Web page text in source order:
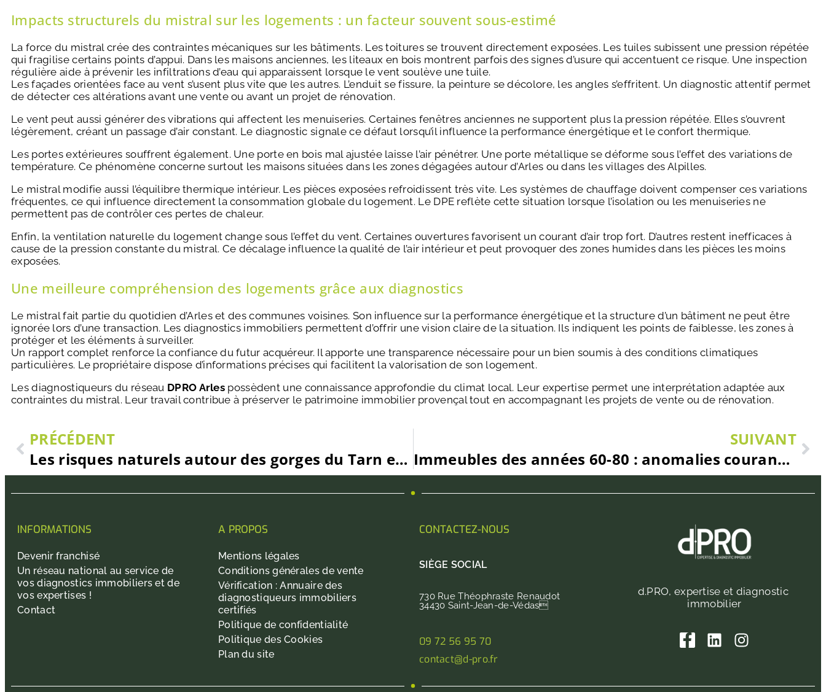
Impacts structurels du mistral sur les logements : un facteur souvent sous-estimé
La force du mistral crée des contraintes mécaniques sur les bâtiments. Les toitures se trouvent directement exposées. Les tuiles subissent une pression répétée
qui fragilise certains points d’appui. Dans les maisons anciennes, les liteaux en bois montrent parfois des signes d’usure qui accentuent ce risque. Une inspection
régulière aide à prévenir les infiltrations d’eau qui apparaissent lorsque le vent soulève une tuile.
Les façades orientées face au vent s’usent plus vite que les autres. L’enduit se fissure, la peinture se décolore, les angles s’effritent. Un diagnostic attentif permet
de détecter ces altérations avant une vente ou avant un projet de rénovation.
Le vent peut aussi générer des vibrations qui affectent les menuiseries. Certaines fenêtres anciennes ne supportent plus la pression répétée. Elles s’ouvrent
légèrement, créant un passage d’air constant. Le diagnostic signale ce défaut lorsqu’il influence la performance énergétique et le confort thermique.
Les portes extérieures souffrent également. Une porte en bois mal ajustée laisse l’air pénétrer. Une porte métallique se déforme sous l’effet des variations de
température. Ce phénomène concerne surtout les maisons situées dans les zones dégagées autour d’Arles ou dans les villages des Alpilles.
Le mistral modifie aussi l’équilibre thermique intérieur. Les pièces exposées refroidissent très vite. Les systèmes de chauffage doivent compenser ces variations
fréquentes, ce qui influence directement la consommation globale du logement. Le DPE reflète cette situation lorsque l’isolation ou les menuiseries ne
permettent pas de contrôler ces pertes de chaleur.
Enfin, la ventilation naturelle du logement change sous l’effet du vent. Certaines ouvertures favorisent un courant d’air trop fort. D’autres restent inefficaces à
cause de la pression constante du mistral. Ce décalage influence la qualité de l’air intérieur et peut provoquer des zones humides dans les pièces les moins
exposées.
Une meilleure compréhension des logements grâce aux diagnostics
Le mistral fait partie du quotidien d’Arles et des communes voisines. Son influence sur la performance énergétique et la structure d’un bâtiment ne peut être
ignorée lors d’une transaction. Les diagnostics immobiliers permettent d’offrir une vision claire de la situation. Ils indiquent les points de faiblesse, les zones à
protéger et les éléments à surveiller.
Un rapport complet renforce la confiance du futur acquéreur. Il apporte une transparence nécessaire pour un bien soumis à des conditions climatiques
particulières. Le propriétaire dispose d’informations précises qui facilitent la valorisation de son logement.
Les diagnostiqueurs du réseau DPRO Arles possèdent une connaissance approfondie du climat local. Leur expertise permet une interprétation adaptée aux
contraintes du mistral. Leur travail contribue à préserver le patrimoine immobilier provençal tout en accompagnant les projets de vente ou de rénovation.
PRÉCÉDENT
Les risques naturels autour des gorges du Tarn et de Millau : ce que révèle l’ERP
SUIVANT
Immeubles des années 60-80 : anomalies courantes dans les copropriétés de Caen
INFORMATIONS
Devenir franchisé
Un réseau national au service de
vos diagnostics immobiliers et de
vos expertises !
Contact
A PROPOS
Mentions légales
Conditions générales de vente
Vérification : Annuaire des
diagnostiqueurs immobiliers
certifiés
Politique de confidentialité
Politique des Cookies
Plan du site
CONTACTEZ-NOUS
SIÈGE SOCIAL
730 Rue Théophraste Renaudot
34430 Saint-Jean-de-Védas
09 72 56 95 70
contact@d-pro.fr
d.PRO, expertise et diagnostic
immobilier